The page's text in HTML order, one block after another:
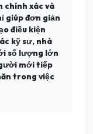
chính xác và
giúp đơn giản
điều kiện
kỹ sư, nhà
số lượng lớn
mới tiếp
trong việc